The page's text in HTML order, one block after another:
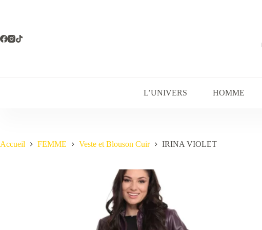
L’UNIVERS HOMME
Accueil FEMME Veste et Blouson Cuir IRINA VIOLET